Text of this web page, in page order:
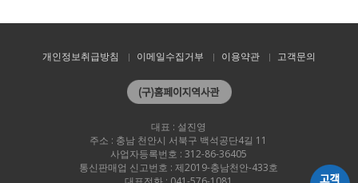
개인정보취급방침 이메일수집거부 이용약관 고객문의
대표 : 설진영
주소 : 충남 천안시 서북구 백석공단4길 11
사업자등록번호 : 312-86-36405
통신판매업 신고번호 : 제2019-충남천안-433호